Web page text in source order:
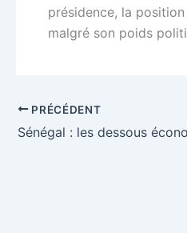
présidence, la
malgré son poids
PRÉCÉDENT